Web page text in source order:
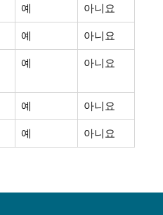
예 아니요
예 아니요
예 아니요
예 아니요
예 아니요